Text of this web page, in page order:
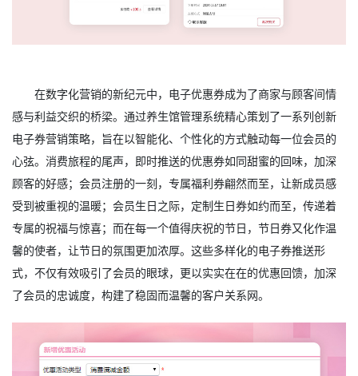
在数字化营销的新纪元中，电子优惠券成为了商家与顾客间情
感与利益交织的桥梁。通过养生馆管理系统精心策划了一系列创新
电子券营销策略，旨在以智能化、个性化的方式触动每一位会员的
心弦。消费旅程的尾声，即时推送的优惠券如同甜蜜的回味，加深
顾客的好感；会员注册的一刻，专属福利券翩然而至，让新成员感
受到被重视的温暖；会员生日之际，定制生日券如约而至，传递着
专属的祝福与惊喜；而在每一个值得庆祝的节日，节日券又化作温
馨的使者，让节日的氛围更加浓厚。这些多样化的电子券推送形
式，不仅有效吸引了会员的眼球，更以实实在在的优惠回馈，加深
了会员的忠诚度，构建了稳固而温馨的客户关系网。